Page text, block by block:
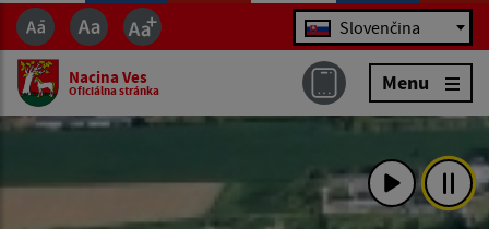
Jazyk Slovenčina
Nacina Ves
Oficiálna stránka Menu